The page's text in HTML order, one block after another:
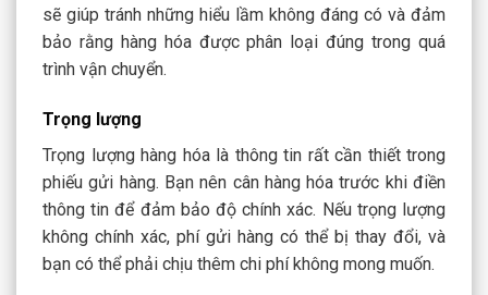
sẽ giúp tránh những hiểu lầm không đáng có và đảm
bảo rằng hàng hóa được phân loại đúng trong quá
trình vận chuyển.
Trọng lượng
Trọng lượng hàng hóa là thông tin rất cần thiết trong
phiếu gửi hàng. Bạn nên cân hàng hóa trước khi điền
thông tin để đảm bảo độ chính xác. Nếu trọng lượng
không chính xác, phí gửi hàng có thể bị thay đổi, và
bạn có thể phải chịu thêm chi phí không mong muốn.